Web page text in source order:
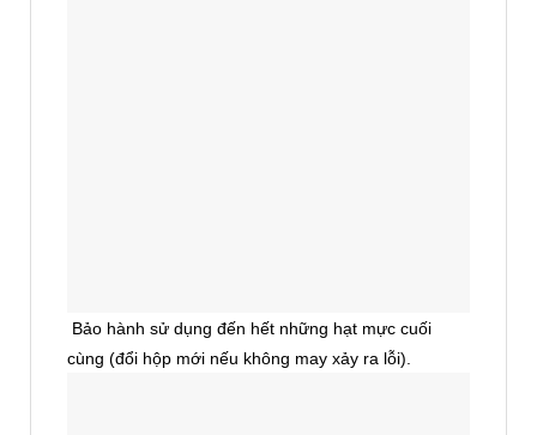
Bảo hành sử dụng đến hết những hạt mực cuối
cùng (đổi hộp mới nếu không may xảy ra lỗi).